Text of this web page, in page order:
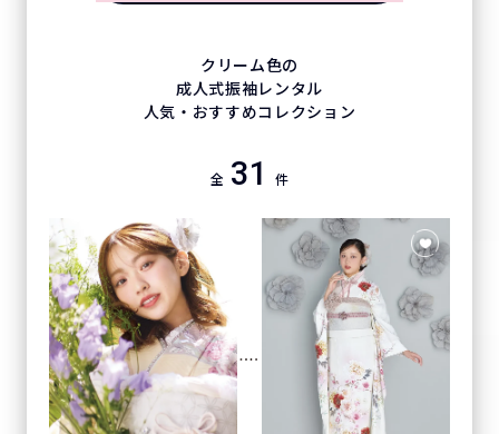
クリーム色の
成人式振袖レンタル
人気・おすすめコレクション
全 31 件